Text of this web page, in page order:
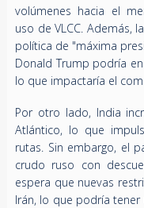
volúmenes hacia el
uso de VLCC. Además,
política de "máxima
Donald Trump podría
lo que impactaría el
Por otro lado, India
Atlántico, lo que
rutas. Sin embargo, el
crudo ruso con
espera que nuevas
Irán, lo que podría